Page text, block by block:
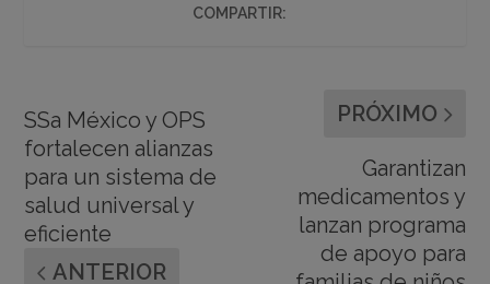
COMPARTIR:
SSa México y OPS
fortalecen alianzas
para un sistema de
salud universal y
eficiente
ANTERIOR
PRÓXIMO
Garantizan
medicamentos y
lanzan programa
de apoyo para